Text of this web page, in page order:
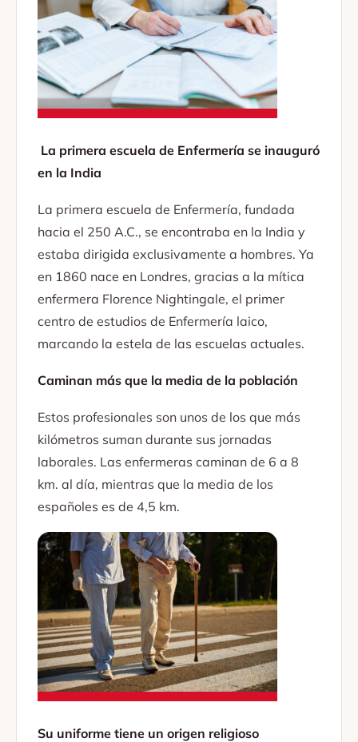
La primera escuela de Enfermería se inauguró
en la India
La primera escuela de Enfermería, fundada
hacia el 250 A.C., se encontraba en la India y
estaba dirigida exclusivamente a hombres. Ya
en 1860 nace en Londres, gracias a la mítica
enfermera Florence Nightingale, el primer
centro de estudios de Enfermería laico,
marcando la estela de las escuelas actuales.
Caminan más que la media de la población
Estos profesionales son unos de los que más
kilómetros suman durante sus jornadas
laborales. Las enfermeras caminan de 6 a 8
km. al día, mientras que la media de los
españoles es de 4,5 km.
Su uniforme tiene un origen religioso